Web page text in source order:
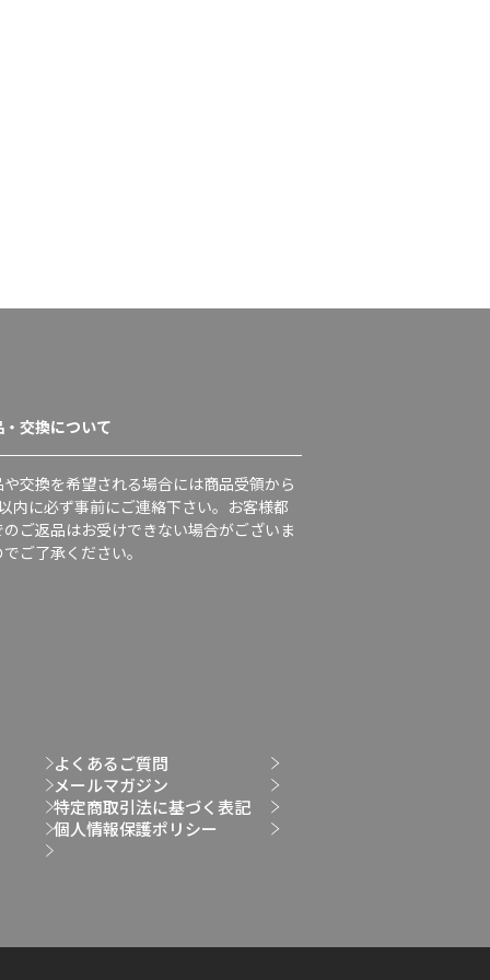
・交換について
や交換を希望される場合には商品受領から
内に必ず事前にご連絡下さい。お客様都
のご返品はお受けできない場合がございま
ご了承ください。
よくあるご質問
メールマガジン
特定商取引法に基づく表記
個人情報保護ポリシー